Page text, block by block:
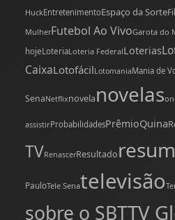
HuckEntretenimentoEspaço da Sorte
MulherFutebol Ao VivoGarota do
hojeLoteriaLoteria FederalLoterias
CaixaLotofácilLotomaniaMania de
SenaNetflixnovelanovelas
assistirProbabilidadesPrêmioQuina
TVRenascerResultado
PauloTele Senatelevisão
sobre o SBTTV